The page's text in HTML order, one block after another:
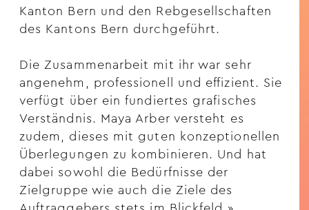
Kanton Bern und den Rebgesellschaften
des Kantons Bern durchgeführt.
Die Zusammenarbeit mit ihr war sehr
angenehm, professionell und effizient. Sie
verfügt über ein fundiertes grafisches
Verständnis. Maya Arber versteht es
zudem, dieses mit guten konzeptionellen
Überlegungen zu kombinieren. Und hat
dabei sowohl die Bedürfnisse der
Zielgruppe wie auch die Ziele des